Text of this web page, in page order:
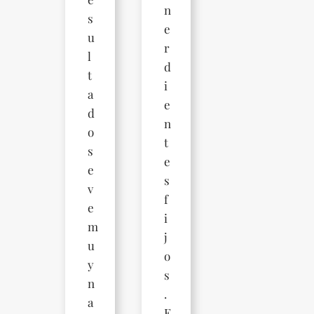
s
u
l
t
a
d
o
s
e
v
e
m
u
y
n
a
n
e
r
d
i
e
n
t
e
s
f
i
j
o
s
.